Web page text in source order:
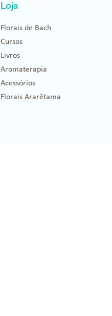
Loja
Florais de Bach
Cursos
Livros
Aromaterapia
Acessórios
Florais Ararêtama